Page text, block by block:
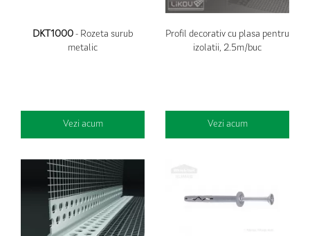
DKT1000 - Rozeta surub
metalic
Vezi acum
Profil decorativ cu plasa pentru
izolatii, 2.5m/buc
Vezi acum